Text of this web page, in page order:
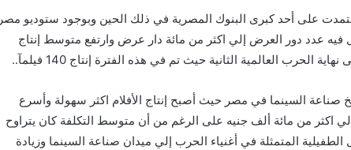
على أحد كبرى البنوك المصرية في ذلك الحين وبوجود ستوديو مصر
عدد دور العرض إلي اكثر من مائة دار عرض وارتفع متوسط إنتاج
العالمية الثانية حيث تم في هذه الفترة إنتاج 140 فيلمآ..
صناعة السينما في مصر حيث أصبح إنتاج الأفلام اكثر سهولة وأسرع
اكثر من مائة ألف جنيه على الرغم من أن متوسط التكلفة كان يتراوح
الطفيلية المتمثلة في أغنياء الحرب إلي ميدان صناعة السينما وزيادة